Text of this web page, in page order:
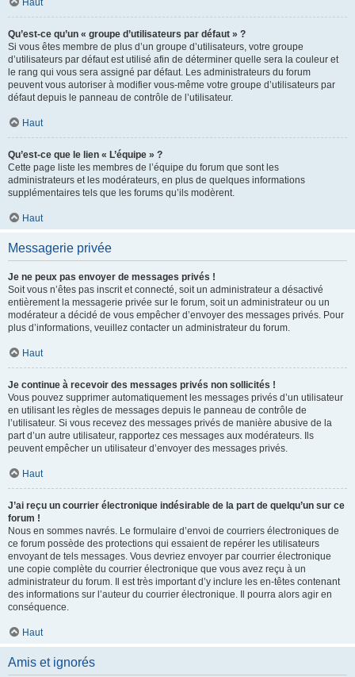
Haut
Qu’est-ce qu’un « groupe d’utilisateurs par défaut » ?
Si vous êtes membre de plus d’un groupe d’utilisateurs, votre groupe
d’utilisateurs par défaut est utilisé afin de déterminer quelle sera la couleur et
le rang qui vous sera assigné par défaut. Les administrateurs du forum
peuvent vous autoriser à modifier vous-même votre groupe d’utilisateurs par
défaut depuis le panneau de contrôle de l’utilisateur.
Haut
Qu’est-ce que le lien « L’équipe » ?
Cette page liste les membres de l’équipe du forum que sont les
administrateurs et les modérateurs, en plus de quelques informations
supplémentaires tels que les forums qu’ils modèrent.
Haut
Messagerie privée
Je ne peux pas envoyer de messages privés !
Soit vous n’êtes pas inscrit et connecté, soit un administrateur a désactivé
entièrement la messagerie privée sur le forum, soit un administrateur ou un
modérateur a décidé de vous empêcher d’envoyer des messages privés. Pour
plus d’informations, veuillez contacter un administrateur du forum.
Haut
Je continue à recevoir des messages privés non sollicités !
Vous pouvez supprimer automatiquement les messages privés d’un utilisateur
en utilisant les règles de messages depuis le panneau de contrôle de
l’utilisateur. Si vous recevez des messages privés de manière abusive de la
part d’un autre utilisateur, rapportez ces messages aux modérateurs. Ils
peuvent empêcher un utilisateur d’envoyer des messages privés.
Haut
J’ai reçu un courrier électronique indésirable de la part de quelqu’un sur ce
forum !
Nous en sommes navrés. Le formulaire d’envoi de courriers électroniques de
ce forum possède des protections qui essaient de repérer les utilisateurs
envoyant de tels messages. Vous devriez envoyer par courrier électronique
une copie complète du courrier électronique que vous avez reçu à un
administrateur du forum. Il est très important d’y inclure les en-têtes contenant
des informations sur l’auteur du courrier électronique. Il pourra alors agir en
conséquence.
Haut
Amis et ignorés